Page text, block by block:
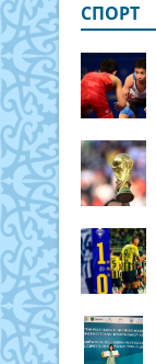
СПОРТ